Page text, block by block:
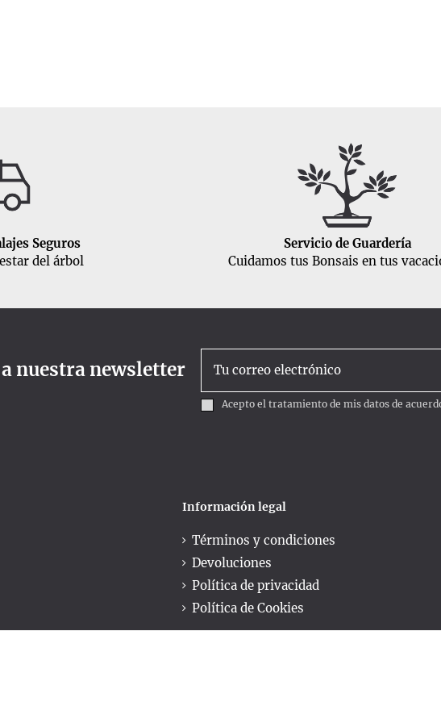
Seguros
del árbol
Servicio de Guardería
Cuidamos tus Bonsais en tus
nuestra newsletter
Acepto el tratamiento de mis datos de
Información legal
Términos y condiciones
Devoluciones
Política de privacidad
Política de Cookies